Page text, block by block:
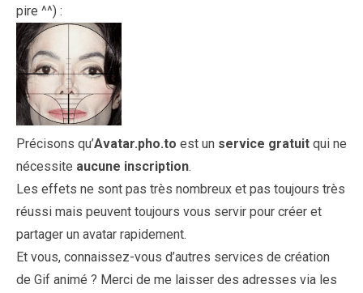
pire ^^) :
Précisons qu’Avatar.pho.to est un service gratuit qui ne
nécessite aucune inscription.
Les effets ne sont pas très nombreux et pas toujours très
réussi mais peuvent toujours vous servir pour créer et
partager un avatar rapidement.
Et vous, connaissez-vous d’autres services de création
de Gif animé ? Merci de me laisser des adresses via les